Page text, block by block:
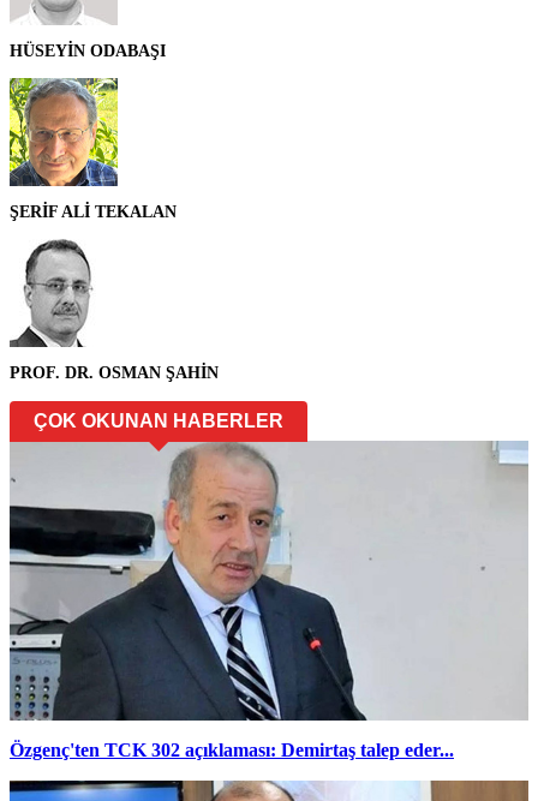
HÜSEYİN ODABAŞI
ŞERİF ALİ TEKALAN
PROF. DR. OSMAN ŞAHİN
ÇOK OKUNAN HABERLER
Özgenç'ten TCK 302 açıklaması: Demirtaş talep eder...